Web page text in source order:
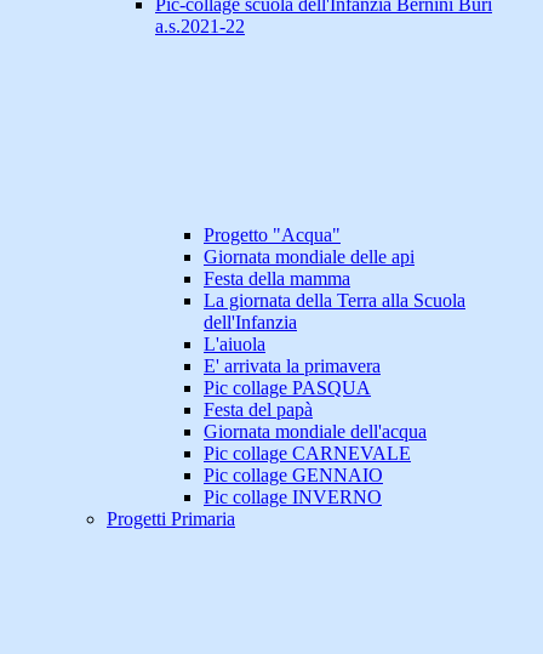
Pic-collage scuola dell'Infanzia Bernini Buri
a.s.2021-22
Progetto "Acqua"
Giornata mondiale delle api
Festa della mamma
La giornata della Terra alla Scuola
dell'Infanzia
L'aiuola
E' arrivata la primavera
Pic collage PASQUA
Festa del papà
Giornata mondiale dell'acqua
Pic collage CARNEVALE
Pic collage GENNAIO
Pic collage INVERNO
Progetti Primaria